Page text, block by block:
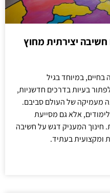
חשיבה יצירתית מחוץ
בחיים, במיוחד בגיל
בעיות בדרכים חדשניות,
מעמיקה של העולם סביבם.
אלא גם מסייעת
חינוך המעניק דגש על חשיבה
ומקצועית בעתיד.